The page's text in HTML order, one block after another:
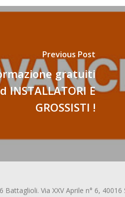
Previous Post
gratuiti
E
GROSSISTI !
Battaglioli. Via XXV Aprile n° 6,